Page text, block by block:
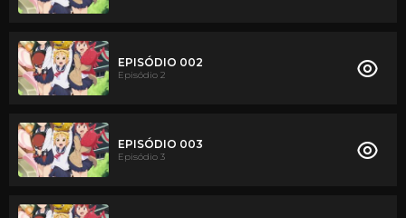
EPISÓDIO 002
Episódio 2
EPISÓDIO 003
Episódio 3